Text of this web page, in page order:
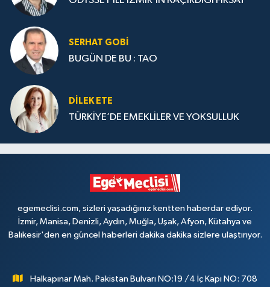
SERHAT GOBİ
BUGÜN DE BU : TAO
DILEK ETE
TÜRKİYE’DE EMEKLİLER VE YOKSULLUK
egemeclisi.com, sizleri yaşadığınız kentten haberdar ediyor.
İzmir, Manisa, Denizli, Aydın, Muğla, Uşak, Afyon, Kütahya ve
Balıkesir'den en güncel haberleri dakika dakika sizlere ulaştırıyor.
Halkapınar Mah. Pakistan Bulvarı NO:19 /4 İç Kapı NO: 708